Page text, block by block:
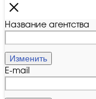
Название агентства
Изменить
E-mail